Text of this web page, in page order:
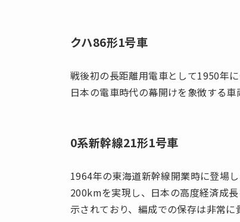
クハ86形1号車
戦後初の長距離用電車として1950年
日本の電車時代の幕開けを象徴する車
0系新幹線21形1号車
1964年の東海道新幹線開業時に登場
200kmを実現し、日本の高度経済成
示されており、編成での保存は非常に